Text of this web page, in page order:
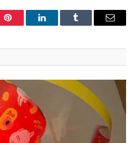
Pinterest LinkedInTumblr Email